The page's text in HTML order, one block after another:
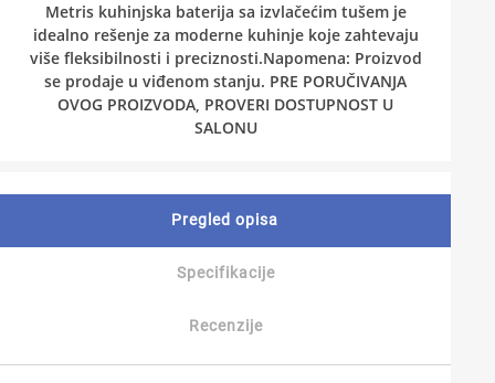
Metris kuhinjska baterija sa izvlačećim tušem je
idealno rešenje za moderne kuhinje koje zahtevaju
više fleksibilnosti i preciznosti.Napomena: Proizvod
se prodaje u viđenom stanju. PRE PORUČIVANJA
OVOG PROIZVODA, PROVERI DOSTUPNOST U
SALONU
Pregled opisa
Specifikacije
Recenzije